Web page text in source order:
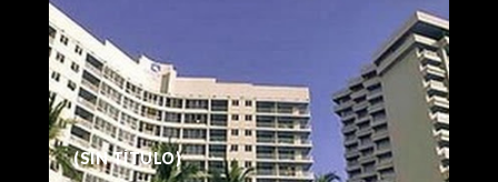
(SIN TÍTULO)